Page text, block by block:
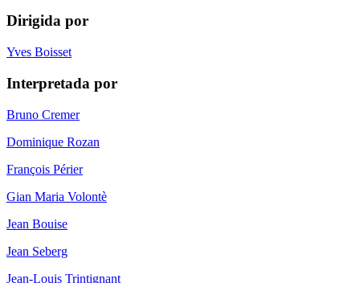
Dirigida por
Yves Boisset
Interpretada por
Bruno Cremer
Dominique Rozan
François Périer
Gian Maria Volontè
Jean Bouise
Jean Seberg
Jean-Louis Trintignant